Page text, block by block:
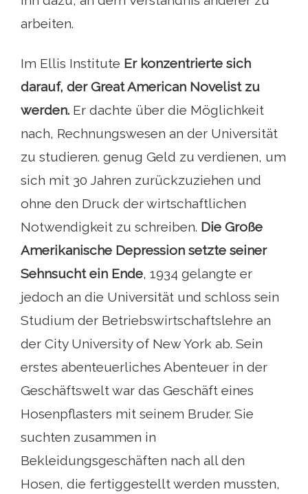
arbeiten.
Im Ellis Institute Er konzentrierte sich
darauf, der Great American Novelist zu
werden. Er dachte über die Möglichkeit
nach, Rechnungswesen an der Universität
zu studieren. genug Geld zu verdienen, um
sich mit 30 Jahren zurückzuziehen und
ohne den Druck der wirtschaftlichen
Notwendigkeit zu schreiben. Die Große
Amerikanische Depression setzte seiner
Sehnsucht ein Ende, 1934 gelangte er
jedoch an die Universität und schloss sein
Studium der Betriebswirtschaftslehre an
der City University of New York ab. Sein
erstes abenteuerliches Abenteuer in der
Geschäftswelt war das Geschäft eines
Hosenpflasters mit seinem Bruder. Sie
suchten zusammen in
Bekleidungsgeschäften nach all den
Hosen, die fertiggestellt werden mussten,